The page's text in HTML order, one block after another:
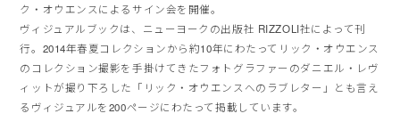
ク・オウエンスによるサイン会を開催。
ヴィジュアルブックは、ニューヨークの出版社 RIZZOLI社によって刊
行。2014年春夏コレクションから約10年にわたってリック・オウエンス
のコレクション撮影を手掛けてきたフォトグラファーのダニエル・レヴ
ィットが撮り下ろした「リック・オウエンスへのラブレター」とも言え
るヴィジュアルを200ページにわたって掲載しています。